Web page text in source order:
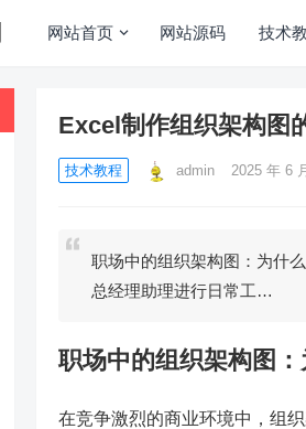
网站首页 网站源码 技术
Excel制作组织架构图
技术教程 admin 2025 年 6
职场中的组织架构图：为什
总经理助理进行日常工…
职场中的组织架构图
在竞争激烈的商业环境中，组